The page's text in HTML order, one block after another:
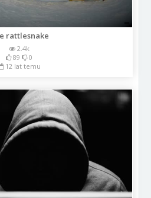
rattlesnake
2.4k
89
0
12 lat temu